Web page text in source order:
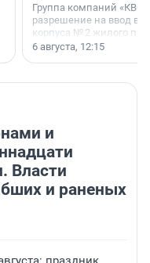
Группа компаний
разрешение на ввод в
корпуса № 2 жилого
Уютный квартал»,
6 августа, 12:15
и
Власти
и раненых